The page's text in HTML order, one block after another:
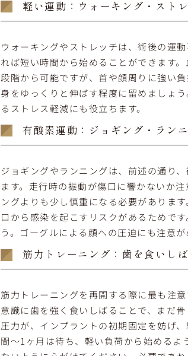
軽い運動：ウォーキング・スト
ウォーキングやストレッチは、術後の運
れば短い時間から始めることができます
段階から可能ですが、首や顔周りに強い
身をゆっくりと伸ばす程度に留めましょ
るストレス軽減にも役立ちます。
有酸素運動：ジョギング・ラン
ジョギングやランニングは、前述の通り
ます。走行時の振動が傷口に響かないか
ングよりも少し慎重になる必要がありま
口から感染を起こすリスクがあるためで
う。ゴーグルによる顔への圧迫にも注意が
筋力トレーニング：歯を食いし
筋力トレーニングを再開する際に最も注
意識に歯を強く食いしばることで、まだ
圧力が、インプラントの初期固定を妨げ
間～1ヶ月は待ち、軽い負荷から始める